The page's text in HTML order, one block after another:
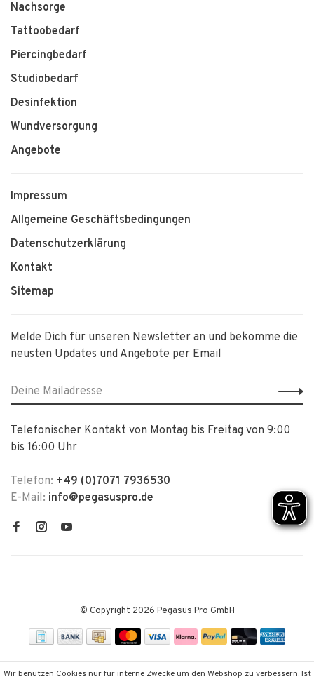
Nachsorge
Tattoobedarf
Piercingbedarf
Studiobedarf
Desinfektion
Wundversorgung
Angebote
Impressum
Allgemeine Geschäftsbedingungen
Datenschutzerklärung
Kontakt
Sitemap
Melde Dich für unseren Newsletter an und bekomme die
neusten Updates und Angebote per Email
Telefonischer Kontakt von Montag bis Freitag von 9:00
bis 16:00 Uhr
Telefon: +49 (0)7071 7936530
E-Mail: info@pegasuspro.de
© Copyright 2026 Pegasus Pro GmbH
Wir benutzen Cookies nur für interne Zwecke um den Webshop zu verbessern. Ist